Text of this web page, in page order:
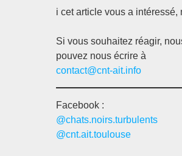
i cet article vous a intéressé,
Si vous souhaitez réagir,
pouvez nous écrire à
contact@cnt-ait.info
Facebook :
@chats.noirs.turbulents
@cnt.ait.toulouse